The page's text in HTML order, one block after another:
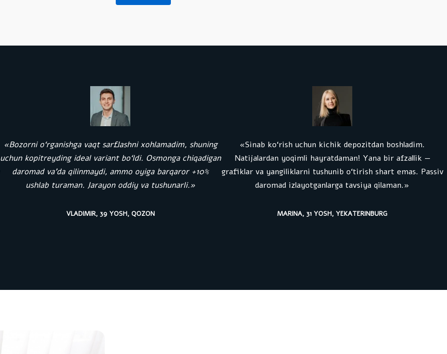
«Bozorni o‘rganishga vaqt sarflashni xohlamadim, shuning
uchun kopitreyding ideal variant bo‘ldi. Osmonga chiqadigan
daromad va’da qilinmaydi, ammo oyiga barqaror +10%
ushlab turaman. Jarayon oddiy va tushunarli.»
VLADIMIR, 39 YOSH, QOZON
«Sinab ko‘rish uchun kichik depozitdan boshladim.
Natijalardan yoqimli hayratdaman! Yana bir afzallik —
grafiklar va yangiliklarni tushunib o‘tirish shart emas. Passiv
daromad izlayotganlarga tavsiya qilaman.»
MARINA, 31 YOSH, YEKATERINBURG